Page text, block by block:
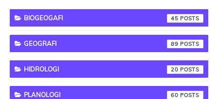
BIOGEOGAFI 45
GEOGRAFI 89
HIDROLOGI 20
PLANOLOGI 60